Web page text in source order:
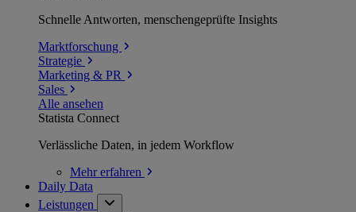
Schnelle Antworten, menschengeprüfte Insights
Marktforschung
Strategie
Marketing & PR
Sales
Alle ansehen
Statista Connect
Verlässliche Daten, in jedem Workflow
Mehrerfahren
Daily Data
Leistungen